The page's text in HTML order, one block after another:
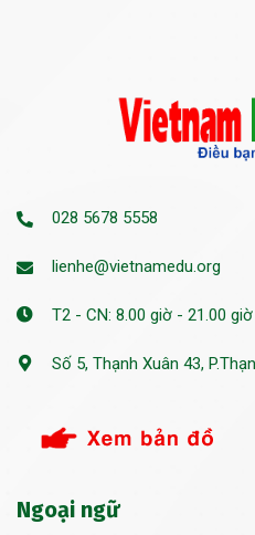
028 5678 5558
lienhe@vietnamedu.org
T2 - CN: 8.00 giờ - 21.00 giờ
Số 5, Thạnh Xuân 43,
Ngoại ngữ